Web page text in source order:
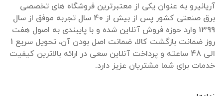
آریانیرو به عنوان یکی از معتبرترین فروشگاه های تخصصی
برق صنعتی کشور پس از بیش از 40 سال تجربه موفق از سال
1399 وارد حوزه فروش آنلاین شده و با پایبندی به اصول هفت
روز ضمانت بازگشت کالا، ضمانت اصل بودن آن، تحویل سریع 1
الی 48 ساعته و پرداخت آنلاین سعی در ارائه بالاترین کیفیت
خدمات برای شما مشتریان عزیز دارد.